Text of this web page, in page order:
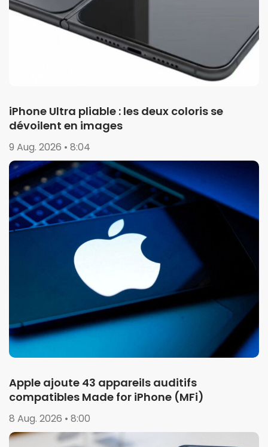
iPhone Ultra pliable : les deux coloris se
dévoilent en images
9 Aug. 2026 • 8:04
Apple ajoute 43 appareils auditifs
compatibles Made for iPhone (MFi)
8 Aug. 2026 • 8:00